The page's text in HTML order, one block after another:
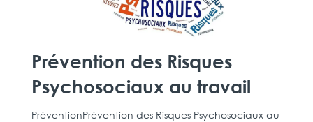
Prévention des Risques
Psychosociaux au travail
PréventionPrévention des Risques Psychosociaux au